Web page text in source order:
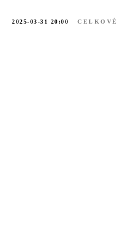
2025-03-31 20:00